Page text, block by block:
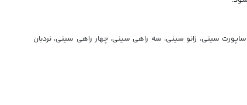
ساپورت سینی، زانو سینی، سه راهی سینی، چهار راهی سینی، نردبان